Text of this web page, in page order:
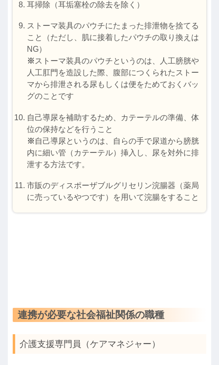
耳掃除（耳垢塞栓の除去を除く）
ストーマ装具のパウチにたまった排泄物を捨てる
こと（ただし、肌に接着したパウチの取り換えは
NG）
※ストーマ装具のパウチというのは、人工膀胱や
人工肛門を造設した際、腹部につくられたストー
マから排泄される尿もしくは便をためておくバッ
グのことです
自己導尿を補助するため、カテーテルの準備、体
位の保持などを行うこと
※自己導尿というのは、自らの手で尿道から膀胱
内に細い管（カテーテル）挿入し、尿を対外に排
泄する方法です。
市販のディスポーザブルグリセリン浣腸器（薬局
に売っているやつです）を用いて浣腸をすること
連携が必要な社会福祉関係の職種
介護支援専門員（ケアマネジャー）